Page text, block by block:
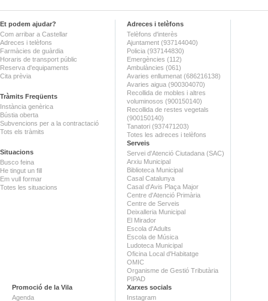
Et podem ajudar?
Com arribar a Castellar
Adreces i telèfons
Farmàcies de guàrdia
Horaris de transport públic
Reserva d'equipaments
Cita prèvia
Tràmits Freqüents
Instància genèrica
Bústia oberta
Subvencions per a la contractació
Tots els tràmits
Situacions
Busco feina
He tingut un fill
Em vull formar
Totes les situacions
Adreces i telèfons
Telèfons d'interès
Ajuntament (937144040)
Policia (937144830)
Emergències (112)
Ambulàncies (061)
Avaries enllumenat (686216138)
Avaries aigua (900304070)
Recollida de mobles i altres
voluminosos (900150140)
Recollida de restes vegetals
(900150140)
Tanatori (937471203)
Totes les adreces i telèfons
Serveis
Servei d'Atenció Ciutadana (SAC)
Arxiu Municipal
Biblioteca Municipal
Casal Catalunya
Casal d'Avis Plaça Major
Centre d'Atenció Primària
Centre de Serveis
Deixalleria Municipal
El Mirador
Escola d'Adults
Escola de Música
Ludoteca Municipal
Oficina Local d'Habitatge
OMIC
Organisme de Gestió Tributària
PIPAD
Promoció de la Vila
Agenda
Xarxes socials
Instagram